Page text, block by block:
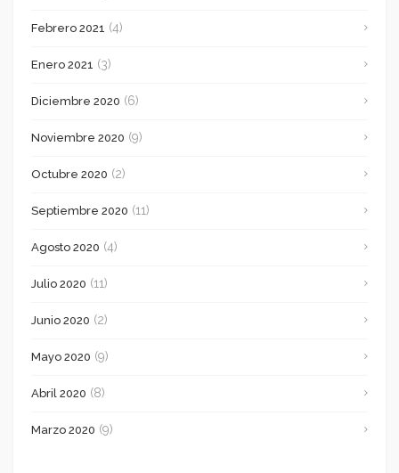
Febrero 2021 (4)
Enero 2021 (3)
Diciembre 2020 (6)
Noviembre 2020 (9)
Octubre 2020 (2)
Septiembre 2020 (11)
Agosto 2020 (4)
Julio 2020 (11)
Junio 2020 (2)
Mayo 2020 (9)
Abril 2020 (8)
Marzo 2020 (9)